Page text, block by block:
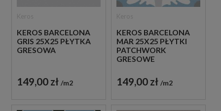
KEROS BARCELONA
GRIS 25X25 PŁYTKA
GRESOWA
149,00 zł m2
KEROS BARCELONA
MAR 25X25 PŁYTKI
PATCHWORK
GRESOWE
149,00 zł m2